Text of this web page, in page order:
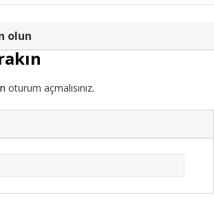
olun
oturum açmalısınız.